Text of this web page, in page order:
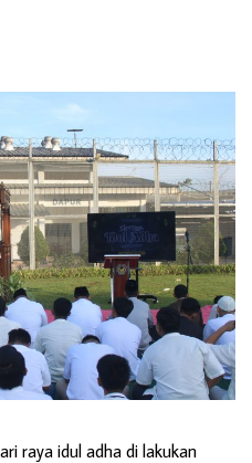
raya idul adha di lakukan